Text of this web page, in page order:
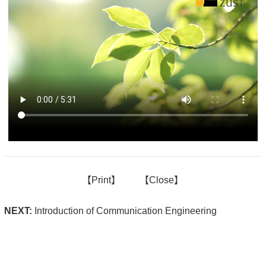
【Print】 【Close】
NEXT: Introduction of Communication Engineering